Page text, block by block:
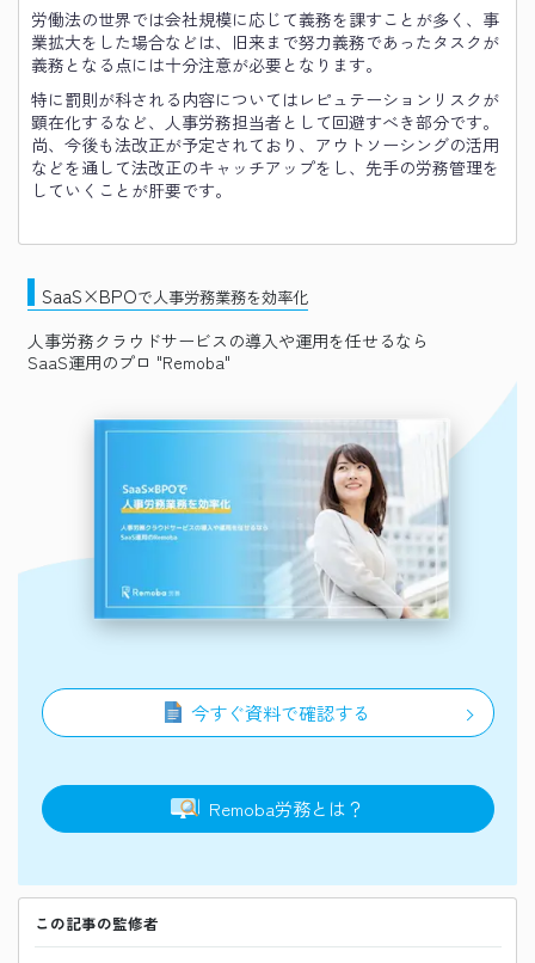
労働法の世界では会社規模に応じて義務を課すことが多く、事
業拡大をした場合などは、旧来まで努力義務であったタスクが
義務となる点には十分注意が必要となります。
特に罰則が科される内容についてはレピュテーションリスクが
顕在化するなど、人事労務担当者として回避すべき部分です。
尚、今後も法改正が予定されており、アウトソーシングの活用
などを通して法改正のキャッチアップをし、先手の労務管理を
していくことが肝要です。
SaaS×BPOで人事労務業務を効率化
人事労務クラウドサービスの導入や運用を任せるなら
SaaS運用のプロ "Remoba"
今すぐ資料で確認する
Remoba労務とは？
この記事の監修者